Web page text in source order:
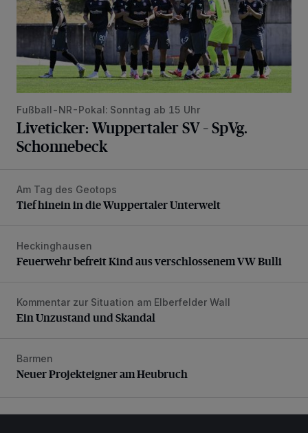
Fußball-NR-Pokal: Sonntag ab 15 Uhr
Liveticker: Wuppertaler SV – SpVg.
Schonnebeck
Tief hinein in die Wuppertaler Unterwelt
Am Tag des Geotops
Tief hinein in die Wuppertaler Unterwelt
Feuerwehr befreit Kind aus verschlossenem VW Bulli
Heckinghausen
Feuerwehr befreit Kind aus verschlossenem VW Bulli
Ein Unzustand und Skandal
Kommentar zur Situation am Elberfelder Wall
Ein Unzustand und Skandal
Neuer Projekteigner am Heubruch
Barmen
Neuer Projekteigner am Heubruch